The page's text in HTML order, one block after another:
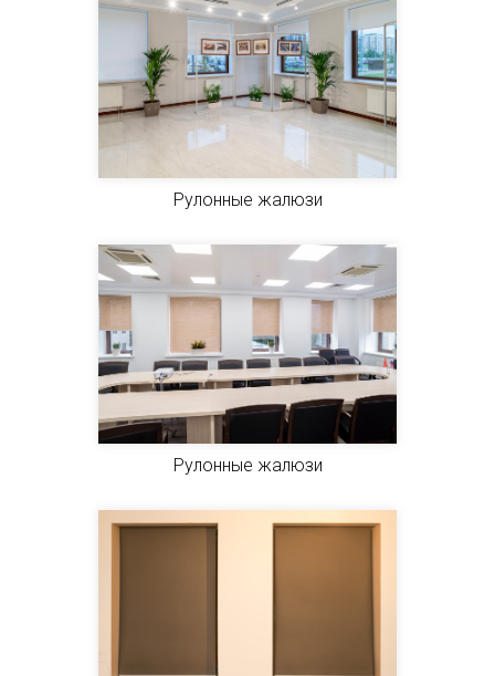
Рулонные жалюзи
Рулонные жалюзи